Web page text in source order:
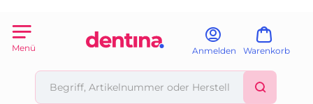
Menü Anmelden Warenkorb